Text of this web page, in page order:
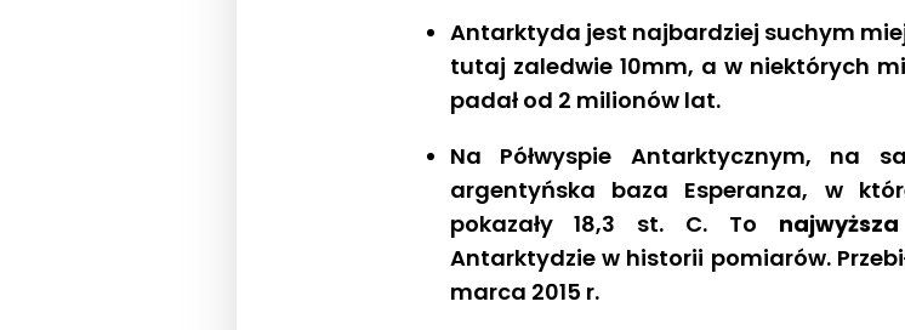
Antarktyda jest najbardziej suchym
tutaj zaledwie 10mm, a w niektórych
padał od 2 milionów lat.
Na Półwyspie Antarktycznym, na
argentyńska baza Esperanza, w
pokazały 18,3 st. C. To
Antarktydzie w historii pomiarów.
marca 2015 r.